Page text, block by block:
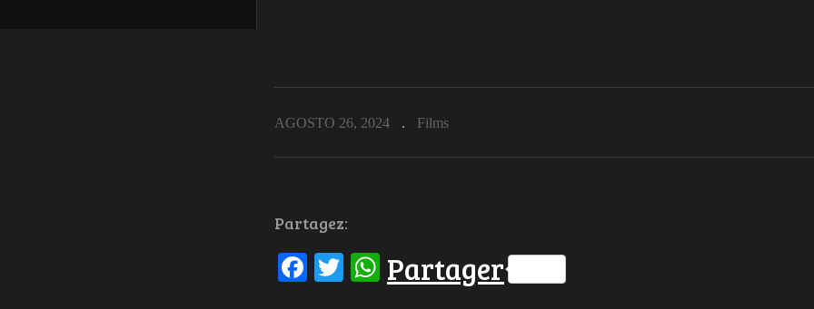
AGOSTO 26, 2024 Films
Partagez:
Facebook
Twitter
WhatsApp
Partager